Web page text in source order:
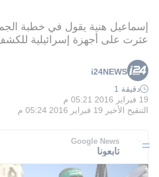
إسماعيل هنية يقول في خطبة
عثرت على أجهزة إسرائيلية
i24NEWS
دقيقة 1
19 فبراير 2016 05:21 م
التنقيح الأخير 19 فبراير 2016 05:24 م
Google News
تابعونا